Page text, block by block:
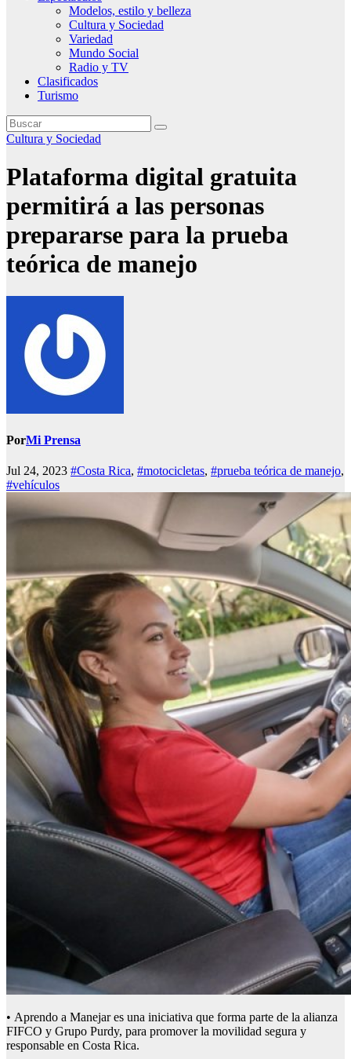
Modelos, estilo y belleza
Cultura y Sociedad
Variedad
Mundo Social
Radio y TV
Clasificados
Turismo
Cultura y Sociedad
Plataforma digital gratuita
permitirá a las personas
prepararse para la prueba
teórica de manejo
PorMi Prensa
Jul 24, 2023 #Costa Rica, #motocicletas, #prueba teórica de manejo,
#vehículos
• Aprendo a Manejar es una iniciativa que forma parte de la alianza
FIFCO y Grupo Purdy, para promover la movilidad segura y
responsable en Costa Rica.